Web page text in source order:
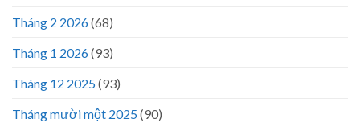
Tháng 2 2026(68)
Tháng 1 2026(93)
Tháng 12 2025(93)
Tháng mười một 2025(90)